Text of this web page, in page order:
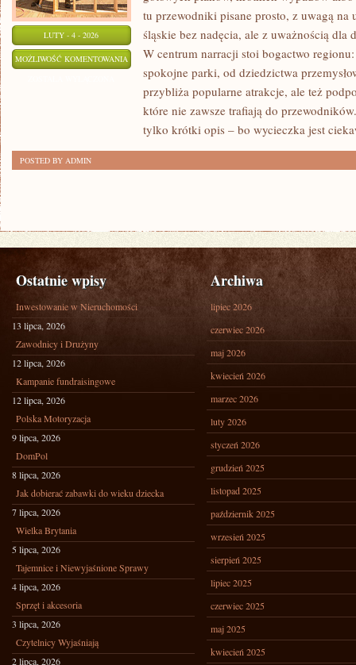
LUTY - 4 - 2026
MOŻLIWOŚĆ KOMENTOWANIA CHORZÓW
tu przewodniki pisane prosto, z uwagą na
śląskie bez nadęcia, ale z uważnością
W centrum narracji stoi bogactwo
spokojne parki, od dziedzictwa
przybliża popularne atrakcje, ale też
które nie zawsze trafiają do
tylko krótki opis – bo wycieczka jest
POSTED BY ADMIN
Ostatnie wpisy
Inwestowanie w Nieruchomości
13 lipca, 2026
Zawodnicy i Drużyny
12 lipca, 2026
Kampanie fundraisingowe
12 lipca, 2026
Polska Motoryzacja
9 lipca, 2026
DomPol
8 lipca, 2026
Jak dobierać zabawki do wieku dziecka
7 lipca, 2026
Wielka Brytania
5 lipca, 2026
Tajemnice i Niewyjaśnione Sprawy
4 lipca, 2026
Sprzęt i akcesoria
3 lipca, 2026
Czytelnicy Wyjaśniają
2 lipca, 2026
Archiwa
lipiec 2026
czerwiec 2026
maj 2026
kwiecień 2026
marzec 2026
luty 2026
styczeń 2026
grudzień 2025
listopad 2025
październik 2025
wrzesień 2025
sierpień 2025
lipiec 2025
czerwiec 2025
maj 2025
kwiecień 2025